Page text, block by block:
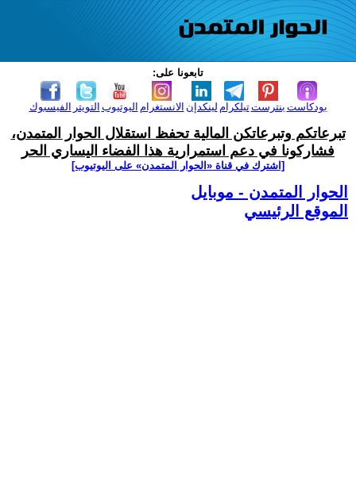
تابعونا على:
الفيسبوك التويتر اليوتيوب الانستغرام لينكدإن تيلكرامبنترست بودكاست
تبرعاتكم وتبرعاتكن المالية تحفظ استقلال الحوار المتمدن،
فشاركونا في دعم استمرارية هذا الفضاء اليساري الحر
[اشترك في قناة ‫«الحوار المتمدن» على اليوتيوب]
الحوار المتمدن - موبايل
الموقع الرئيسي